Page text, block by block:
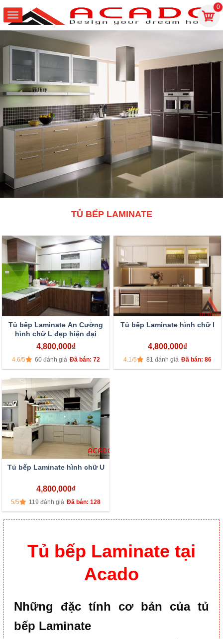
0
TỦ BẾP LAMINATE
Tủ bếp Laminate An Cường
hình chữ L đẹp hiện đại
4,800,000₫
4.6/5 60 đánh giá Đã bán: 72
Tủ bếp Laminate hình chữ I
4,800,000₫
4.1/5 81 đánh giá Đã bán: 86
Tủ bếp Laminate hình chữ U
4,800,000₫
5/5 119 đánh giá Đã bán: 128
Tủ bếp Laminate tại
Acado
Những đặc tính cơ bản của tủ
bếp Laminate